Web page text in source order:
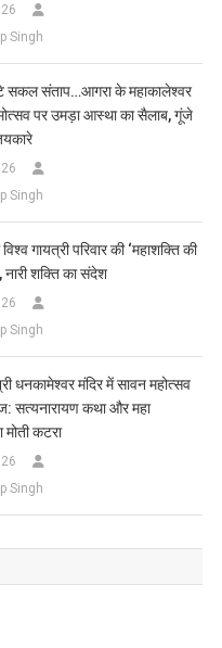
Singh
सकल संताप…आगरा के महाकालेश्वर
पर उमड़ा आस्था का सैलाब, गूंजे
Singh
गायत्री परिवार की ‘महाशक्ति की
नारी शक्ति का संदेश
Singh
धनकामेश्वर मंदिर में सावन महोत्सव
सत्यनारायण कथा और महा
कटरा
Singh